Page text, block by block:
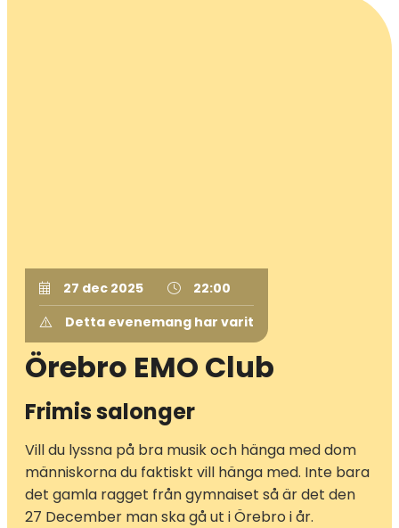
27 dec 2025
22:00
Detta evenemang har varit
Örebro EMO Club
Frimis salonger
Vill du lyssna på bra musik och hänga med dom
människorna du faktiskt vill hänga med. Inte bara
det gamla ragget från gymnaiset så är det den
27 December man ska gå ut i Örebro i år.